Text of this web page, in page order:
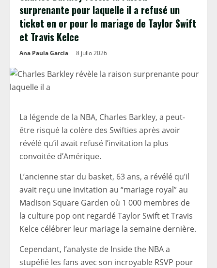
surprenante pour laquelle il a refusé un
ticket en or pour le mariage de Taylor Swift
et Travis Kelce
Ana Paula García 8 julio 2026
La légende de la NBA, Charles Barkley, a peut-
être risqué la colère des Swifties après avoir
révélé qu’il avait refusé l’invitation la plus
convoitée d’Amérique.
L’ancienne star du basket, 63 ans, a révélé qu’il
avait reçu une invitation au “mariage royal” au
Madison Square Garden où 1 000 membres de
la culture pop ont regardé Taylor Swift et Travis
Kelce célébrer leur mariage la semaine dernière.
Cependant, l’analyste de Inside the NBA a
stupéfié les fans avec son incroyable RSVP pour